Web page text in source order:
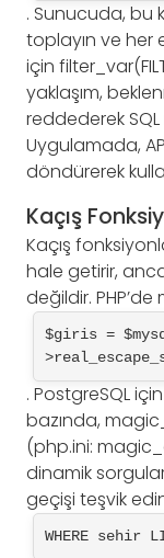
. Sunucuda, bu
toplayın ve her
için
yaklaşım,
reddederek
Uygulamada,
döndürerek
Kaçış
Kaçış
hale getirir,
değildir.
$giris =
. PostgreSQL
bazında,
(php.ini:
dinamik
geçişi teşvik
WHERE sehir